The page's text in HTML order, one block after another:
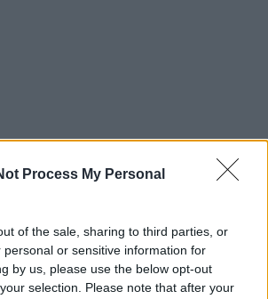
Process My Personal
of the sale, sharing to third parties, or
personal or sensitive information for
by us, please use the below opt-out
selection. Please note that after your